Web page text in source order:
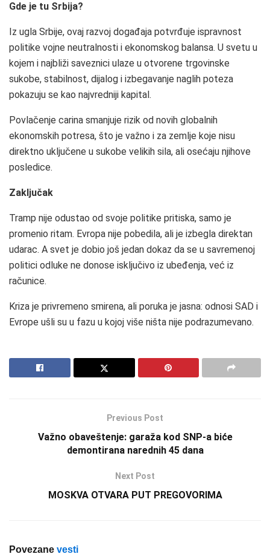
Gde je tu Srbija?
Iz ugla Srbije, ovaj razvoj događaja potvrđuje ispravnost
politike vojne neutralnosti i ekonomskog balansa. U svetu u
kojem i najbliži saveznici ulaze u otvorene trgovinske
sukobe, stabilnost, dijalog i izbegavanje naglih poteza
pokazuju se kao najvredniji kapital.
Povlačenje carina smanjuje rizik od novih globalnih
ekonomskih potresa, što je važno i za zemlje koje nisu
direktno uključene u sukobe velikih sila, ali osećaju njihove
posledice.
Zaključak
Tramp nije odustao od svoje politike pritiska, samo je
promenio ritam. Evropa nije pobedila, ali je izbegla direktan
udarac. A svet je dobio još jedan dokaz da se u savremenoj
politici odluke ne donose isključivo iz ubeđenja, već iz
računice.
Kriza je privremeno smirena, ali poruka je jasna: odnosi SAD i
Evrope ušli su u fazu u kojoj više ništa nije podrazumevano.
Previous Post
Važno obaveštenje: garaža kod SNP-a biće
demontirana narednih 45 dana
Next Post
MOSKVA OTVARA PUT PREGOVORIMA
Povezane vesti